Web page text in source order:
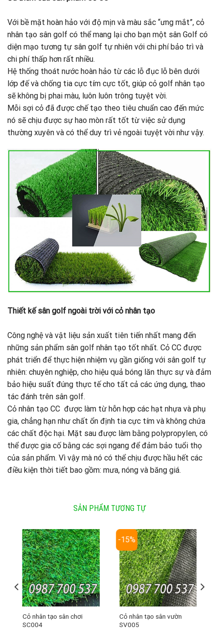
Với bề mặt hoàn hảo với độ mịn và màu sắc “ưng mắt”, cỏ
nhân tạo sân golf có thể mang lại cho bạn một sân Golf có
diện mạo tương tự sân golf tự nhiên với chi phí bảo trì và
chi phí thấp hơn rất nhiều.
Hệ thống thoát nước hoàn hảo từ các lỗ đục lỗ bên dưới
lớp đế và chống tia cực tím cực tốt, giúp cỏ golf nhân tạo
sẽ không bị phai màu, luôn luôn trông tuyệt vời.
Mỗi sợi cỏ đã được chế tạo theo tiêu chuẩn cao đến mức
nó sẽ chịu được sự hao mòn rất tốt từ việc sử dụng
thường xuyên và có thể duy trì vẻ ngoài tuyệt vời như vậy.
Thiết kế sân golf ngoài trời với cỏ nhân tạo
Công nghệ và vật liệu sản xuất tiên tiến nhất mang đến
những sản phẩm sân golf nhân tạo tốt nhất. Cỏ CC được
phát triển để thực hiện nhiệm vụ gần giống với sân golf tự
nhiên: chuyên nghiệp, cho hiệu quả bóng lăn thực sự và đảm
bảo hiệu suất đúng thực tế cho tất cả các ứng dụng, thao
tác đánh trên sân golf.
Cỏ nhân tạo CC được làm từ hỗn hợp các hạt nhựa và phụ
gia, chẳng hạn như chất ổn định tia cực tím và không chứa
các chất độc hại. Mặt sau được làm bằng polypropylen, có
thể được gia cố bằng các sợi ngang để đảm bảo tuổi thọ
của sản phẩm. Vì vậy mà nó có thể chịu được hầu hết các
điều kiện thời tiết bao gồm: mưa, nóng và băng giá.
SẢN PHẨM TƯƠNG TỰ
Cỏ nhân tạo sân chơi
SC004
-15%
Cỏ nhân tạo sân vườn
SV005